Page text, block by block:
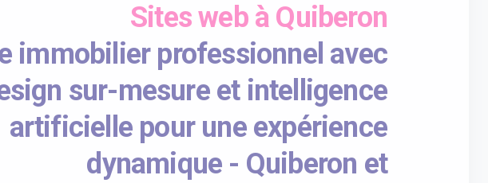
Sites web à Quiberon
immobilier professionnel avec
sur-mesure et intelligence
artificielle pour une expérience
dynamique - Quiberon et